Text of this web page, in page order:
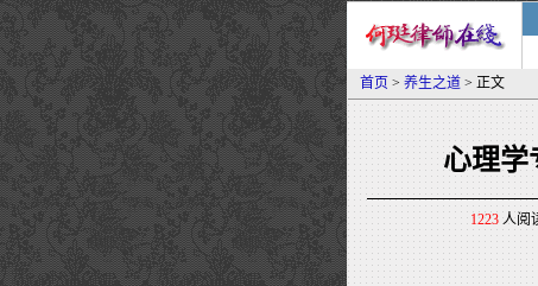
首页 > 养生之道> 正文
心理学
1223 人阅